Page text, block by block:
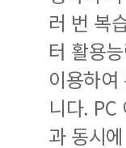
러 번 복
터 활용
이용하
니다. PC
과 동시